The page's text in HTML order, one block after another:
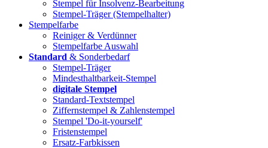
Stempel für Insolvenz-Bearbeitung
Stempel-Träger (Stempelhalter)
Stempelfarbe
Reiniger & Verdünner
Stempelfarbe Auswahl
Standard & Sonderbedarf
Stempel-Träger
Mindesthaltbarkeit-Stempel
digitale Stempel
Standard-Textstempel
Ziffernstempel & Zahlenstempel
Stempel 'Do-it-yourself'
Fristenstempel
Ersatz-Farbkissen